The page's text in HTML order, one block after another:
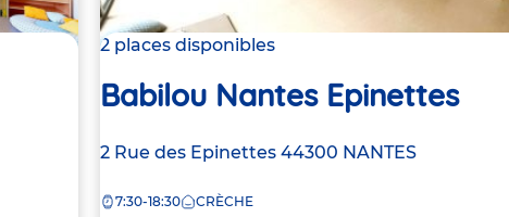
2 places disponibles
Babilou Nantes Epinettes
Adresse
la
2 Rue des Epinettes 44300 NANTES
7:30-18:30 CRÈCHE